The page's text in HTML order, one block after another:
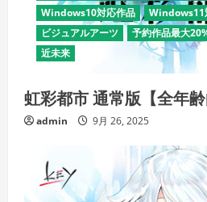
Windows10対応作品
Windows11
ビジュアルアーツ
予約作品最大
近未来
虹彩都市 通常版【全年齢
admin 9月 26, 2025